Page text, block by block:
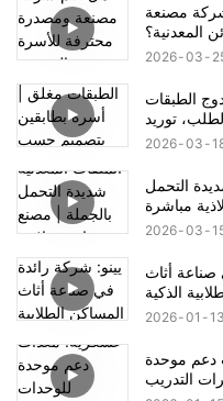
مصنعة
المعدنية؟
2026 03
الطبقات
توريد
من المصنع
2026 03
التحمل
مباشرة
2026 03
أثاث
الذكية
2026 01 13
دعم موحدة
التدريب